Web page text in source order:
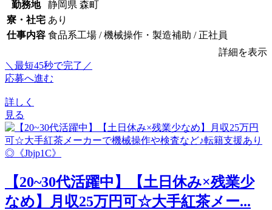
勤務地
静岡県 森町
寮・社宅 あり
仕事内容 食品系工場 / 機械操作・製造補助 / 正社員
詳細を表示
＼最短45秒で完了／
応募へ進む
詳しく
見る
【20~30代活躍中】【土日休み×残業少
なめ】月収25万円可☆大手紅茶メー...